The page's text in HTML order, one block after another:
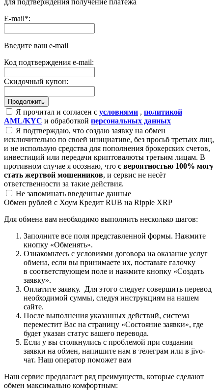
E-mail*:
Введите ваш e-mail
Код подтверждения e-mail:
Скидочный купон:
Я прочитал и согласен с условиями , политикой
AML/KYC и обработкой персональных данных
Я подтверждаю, что создаю заявку на обмен
исключительно по своей инициативе, без просьб третьих лиц,
и не использую средства для пополнения брокерских счетов,
инвестиций или передачи криптовалюты третьим лицам. В
противном случае я осознаю, что с вероятностью 100% могу
стать жертвой мошенников, и сервис не несёт
ответственности за такие действия.
Не запоминать введенные данные
Обмен рублей с Хоум Кредит RUB на Ripple XRP
Для обмена вам необходимо выполнить несколько шагов:
Заполните все поля представленной формы. Нажмите
кнопку «Обменять».
Ознакомьтесь с условиями договора на оказание услуг
обмена, если вы принимаете их, поставьте галочку
в соответствующем поле и нажмите кнопку «Создать
заявку».
Оплатите заявку. Для этого следует совершить перевод
необходимой суммы, следуя инструкциям на нашем
сайте.
После выполнения указанных действий, система
переместит Вас на страницу «Состояние заявки», где
будет указан статус вашего перевода.
Если у вы столкнулись с проблемой при создании
заявки на обмен, напишите нам в телеграм или в jivo-
чат. Наш оператор поможет вам
Наш сервис предлагает ряд преимуществ, которые сделают
обмен максимально комфортным: